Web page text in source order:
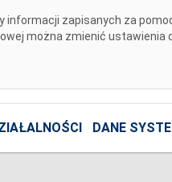
informacji zapisanych za
można zmienić ustawienia
DANE